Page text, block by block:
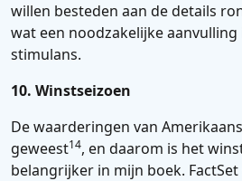
willen besteden aan de details
wat een noodzakelijke
stimulans.
10. Winstseizoen
De waarderingen van
geweest14, en daarom is het
belangrijker in mijn boek.